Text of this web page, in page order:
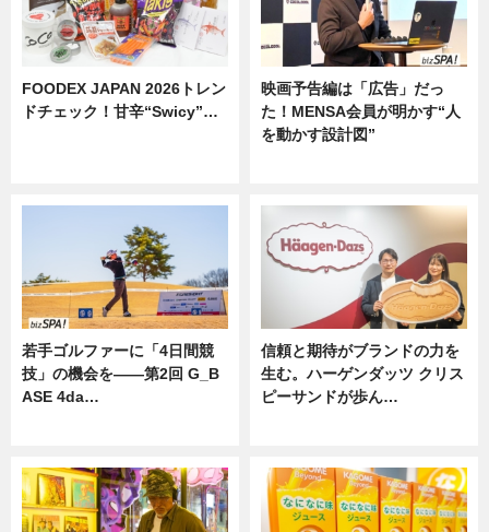
FOODEX JAPAN 2026トレン
ドチェック！甘辛“Swicy”…
映画予告編は「広告」だっ
た！MENSA会員が明かす“人
を動かす設計図”
若手ゴルファーに「4日間競
技」の機会を——第2回 G_B
ASE 4da…
信頼と期待がブランドの力を
生む。ハーゲンダッツ クリス
ピーサンドが歩ん…